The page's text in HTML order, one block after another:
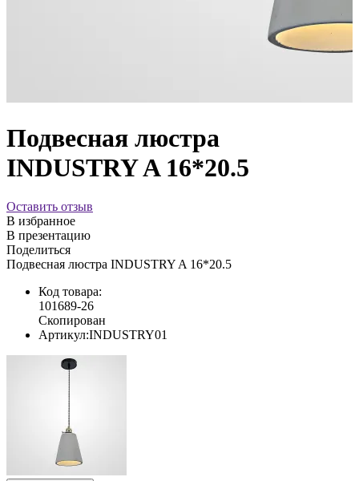
Подвесная люстра
INDUSTRY A 16*20.5
Оставить отзыв
В избранное
В презентацию
Поделиться
Подвесная люстра INDUSTRY A 16*20.5
Код товара:
101689-26
Скопирован
Артикул:INDUSTRY01